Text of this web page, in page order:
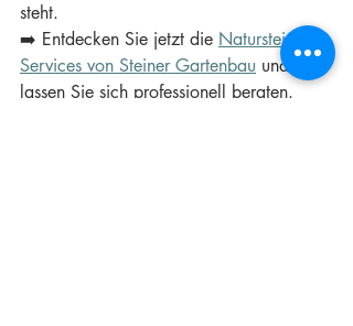
steht.
➡️ Entdecken Sie jetzt die Naturstein-
Services von Steiner Gartenbau und
lassen Sie sich professionell beraten.